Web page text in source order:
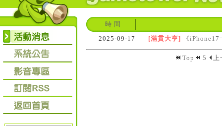
時 間
2025-09-17
[滿貫大亨] 《
Top 5 上